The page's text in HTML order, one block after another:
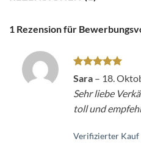
1 Rezension für
Bewertet
mit5
von
5
Sara – 18.
Sehr liebe
toll und
Verifizierter Kauf